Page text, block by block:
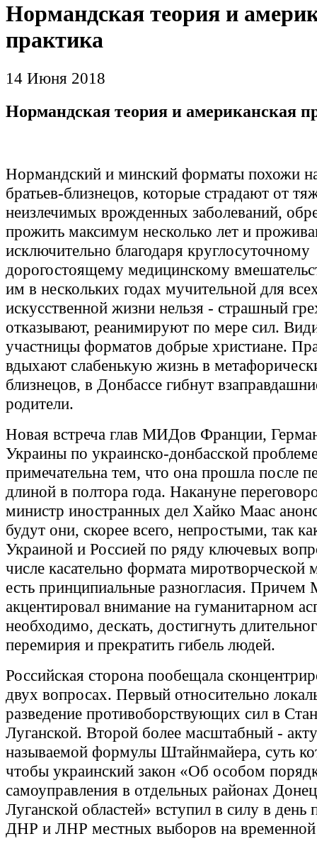
Нормандская теория и
практика
14 Июня 2018
Нормандская теория и американская
Нормандский и минский форматы похожи
братьев-близнецов, которые страдают от
неизлечимых врожденных заболеваний,
прожить максимум несколько лет и
исключительно благодаря круглосуточному
дорогостоящему медицинскому
им в нескольких годах мучительной для
искусственной жизни нельзя - страшный
отказывают, реанимируют по мере сил.
участницы форматов добрые христиане.
вдыхают слабенькую жизнь в
близнецов, в Донбассе гибнут
родители.
Новая встреча глав МИДов Франции,
Украины по украинско-донбасской
примечательна тем, что она прошла после
длиной в полтора года. Накануне
министр иностранных дел Хайко Маас
будут они, скорее всего, непростыми, так
Украиной и Россией по ряду ключевых
числе касательно формата
есть принципиальные разногласия. Причем
акцентировал внимание на гуманитарном
необходимо, дескать, достигнуть
перемирия и прекратить гибель людей.
Российская сторона пообещала
двух вопросах. Первый относительно
разведение противоборствующих сил в
Луганской. Второй более масштабный -
называемой формулы Штайнмайера, суть
чтобы украинский закон «Об особом
самоуправления в отдельных районах
Луганской областей» вступил в силу в день
ДНР и ЛНР местных выборов на временной